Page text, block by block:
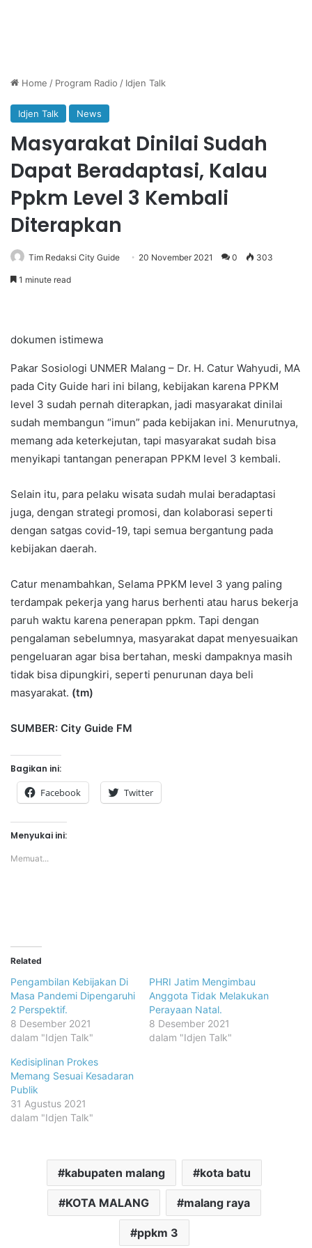
Home / Program Radio / Idjen Talk
Idjen Talk News
Masyarakat Dinilai Sudah
Dapat Beradaptasi, Kalau
Ppkm Level 3 Kembali
Diterapkan
Tim Redaksi City Guide 20 November 2021 0 303
1 minute read
dokumen istimewa
Pakar Sosiologi UNMER Malang – Dr. H. Catur Wahyudi, MA
pada City Guide hari ini bilang, kebijakan karena PPKM
level 3 sudah pernah diterapkan, jadi masyarakat dinilai
sudah membangun “imun” pada kebijakan ini. Menurutnya,
memang ada keterkejutan, tapi masyarakat sudah bisa
menyikapi tantangan penerapan PPKM level 3 kembali.
Selain itu, para pelaku wisata sudah mulai beradaptasi
juga, dengan strategi promosi, dan kolaborasi seperti
dengan satgas covid-19, tapi semua bergantung pada
kebijakan daerah.
Catur menambahkan, Selama PPKM level 3 yang paling
terdampak pekerja yang harus berhenti atau harus bekerja
paruh waktu karena penerapan ppkm. Tapi dengan
pengalaman sebelumnya, masyarakat dapat menyesuaikan
pengeluaran agar bisa bertahan, meski dampaknya masih
tidak bisa dipungkiri, seperti penurunan daya beli
masyarakat. (tm)
SUMBER: City Guide FM
Bagikan ini:
Facebook Twitter
Menyukai ini:
Memuat...
Related
Pengambilan Kebijakan Di
Masa Pandemi Dipengaruhi
2 Perspektif.
8 Desember 2021
dalam "Idjen Talk"
PHRI Jatim Mengimbau
Anggota Tidak Melakukan
Perayaan Natal.
8 Desember 2021
dalam "Idjen Talk"
Kedisiplinan Prokes
Memang Sesuai Kesadaran
Publik
31 Agustus 2021
dalam "Idjen Talk"
kabupaten malang kota batu
KOTA MALANG malang raya
ppkm 3